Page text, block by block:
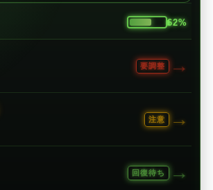
62%
要調整 →
注意 →
回復待ち →